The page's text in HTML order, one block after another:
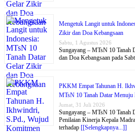
Mengetuk Langit untuk
Zikir dan Doa Kebangsaan
Sabtu, 1 Agustus 2026
Sungayang – MTsN 10 Tanah
dan Doa Kebangsaan pada
PKKM Empat Tahunan H.
MTsN 10 Tanah Datar
Jumat, 31 Juli 2026
Sungayang – MTsN 10 Tanah
Penilaian Kinerja Kepala
terhadap [[Selengkapnya...]]